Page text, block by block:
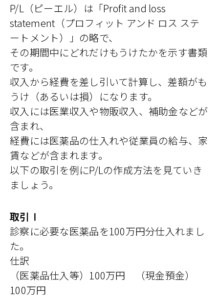
P/L（ピーエル）は「Profit and loss
statement（プロフィット アンド ロス ステ
ートメント）」の略で、
その期間中にどれだけもうけたかを示す書類
です。
収入から経費を差し引いて計算し、差額がも
うけ（あるいは損）になります。
収入には医業収入や物販収入、補助金などが
含まれ、
経費には医薬品の仕入れや従業員の給与、家
賃などが含まれます。
以下の取引を例にP/Lの作成方法を見ていき
ましょう。
取引Ⅰ
診察に必要な医薬品を100万円分仕入れまし
た。
仕訳
（医薬品仕入等）100万円 （現金預金）
100万円